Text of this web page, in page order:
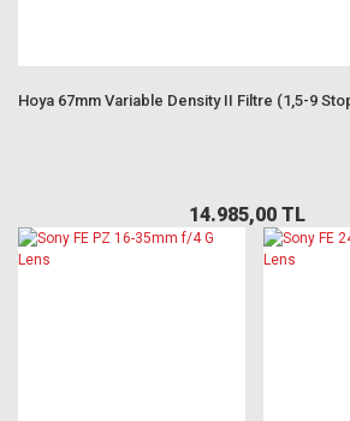
Hoya 67mm Variable Density II Filtre (1,5-9
14.985,00 TL